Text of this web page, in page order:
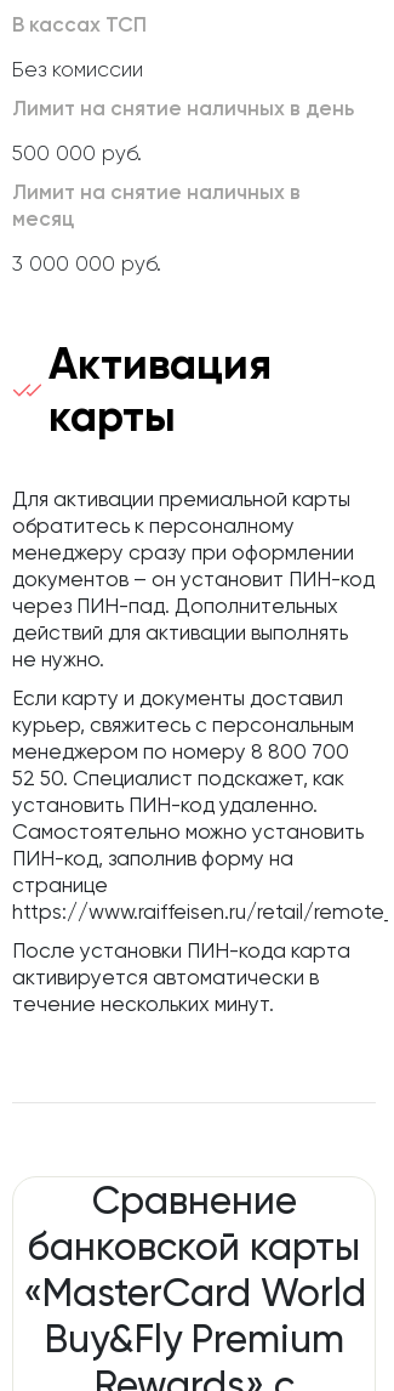
В кассах ТСП
Без комиссии
Лимит на снятие наличных в день
500 000 руб.
Лимит на снятие наличных в
месяц
3 000 000 руб.
Активация
карты
Для активации премиальной карты
обратитесь к персоналному
менеджеру сразу при оформлении
документов – он установит ПИН-код
через ПИН-пад. Дополнительных
действий для активации выполнять
не нужно.
Если карту и документы доставил
курьер, свяжитесь с персональным
менеджером по номеру 8 800 700
52 50. Специалист подскажет, как
установить ПИН-код удаленно.
Самостоятельно можно установить
ПИН-код, заполнив форму на
странице
https://www.raiffeisen.ru/retail/
После установки ПИН-кода карта
активируется автоматически в
течение нескольких минут.
Сравнение
банковской карты
«MasterCard World
Buy&Fly Premium